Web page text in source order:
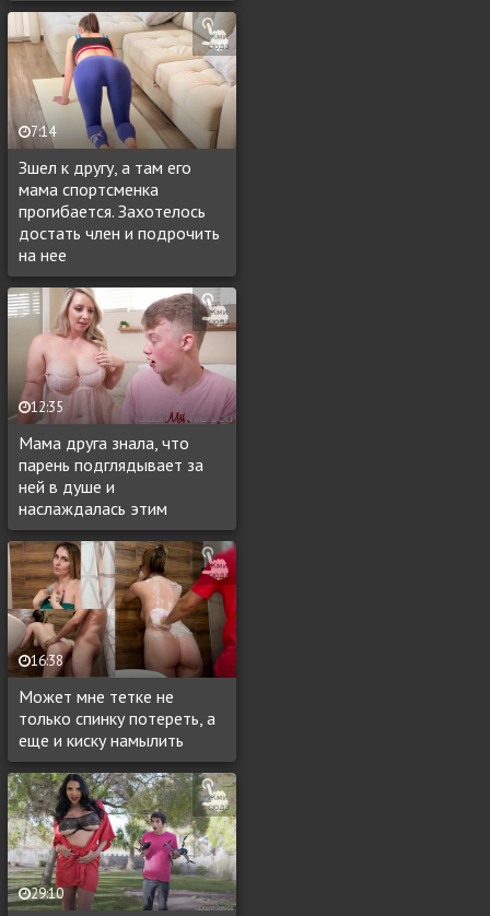
Зшел к другу, а там его
мама спортсменка
прогибается. Захотелось
достать член и подрочить
на нее
7:14
Мама друга знала, что
парень подглядывает за
ней в душе и
наслаждалась этим
12:35
Может мне тетке не
только спинку потереть, а
еще и киску намылить
16:38
29:10